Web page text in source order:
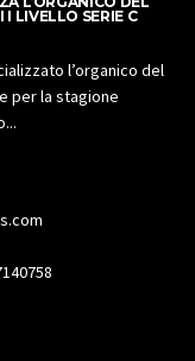
LIVELLO SERIE C
l’organico del
per la stagione